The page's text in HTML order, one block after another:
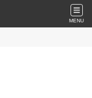
MENU